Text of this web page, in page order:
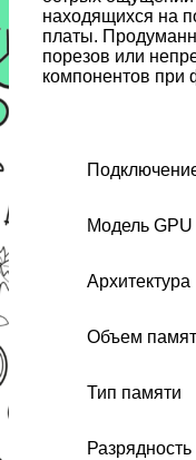
находящихся на
платы.
порезов или
компонентов при
Модель GPU
Архитектура
Объем
Тип памяти